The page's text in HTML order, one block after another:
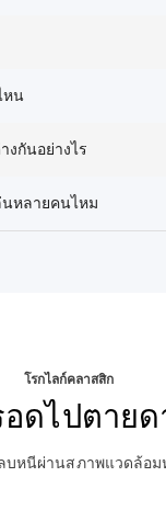
หน
งกันอย่างไร
นหลายคนไหม
โรกไลก์คลาสสิก
อดไปตาย
บหนีผ่านสภาพแวดล้อม